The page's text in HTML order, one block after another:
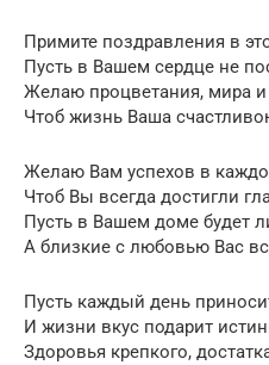
Примите поздравления в
Пусть в Вашем сердце не
Желаю процветания, мира и
Чтоб жизнь Ваша
Желаю Вам успехов в
Чтоб Вы всегда достигли
Пусть в Вашем доме будет
А близкие с любовью Вас
Пусть каждый день
И жизни вкус подарит
Здоровья крепкого,